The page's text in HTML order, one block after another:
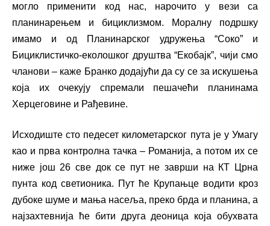
могло применити код нас, нарочито у вези са
планинарењем и бициклизмом. Моралну подршку
имамо и од Планинарског удружења “Соко” и
Бициклистичко-еколошког друштва “Екобајк”, чији смо
чланови – каже Бранко додајући да су се за искушења
која их очекују спремали пешачећи планинама
Херцеговине и Рађевине.
Исходиште сто педесет километарског пута је у Умагу
као и прва контролна тачка – Романија, а потом их се
ниже још 26 све док се пут не заврши на КТ Црна
пунта код светионика. Пут ће Крупањце водити кроз
дубоке шуме и мања насеља, преко брда и планина, а
најзахтевнија ће бити друга деоница која обухвата